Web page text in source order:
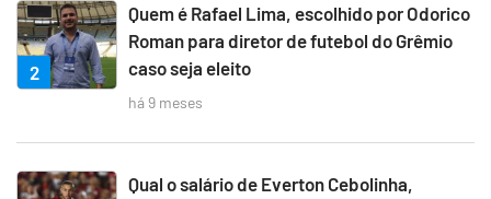
2
Quem é Rafael Lima, escolhido por Odorico
Roman para diretor de futebol do Grêmio
caso seja eleito
há 9 meses
Qual o salário de Everton Cebolinha,